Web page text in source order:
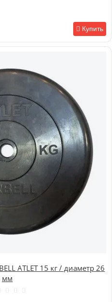
Купить
ATLET 15 кг / диаметр 26
мм